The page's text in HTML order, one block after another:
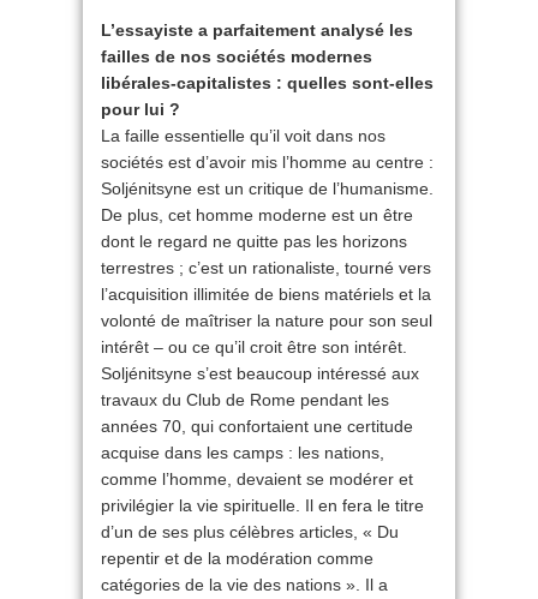
L’essayiste a parfaitement analysé les
failles de nos sociétés modernes
libérales-capitalistes : quelles sont-elles
pour lui ?
La faille essentielle qu’il voit dans nos
sociétés est d’avoir mis l’homme au centre :
Soljénitsyne est un critique de l’humanisme.
De plus, cet homme moderne est un être
dont le regard ne quitte pas les horizons
terrestres ; c’est un rationaliste, tourné vers
l’acquisition illimitée de biens matériels et la
volonté de maîtriser la nature pour son seul
intérêt – ou ce qu’il croit être son intérêt.
Soljénitsyne s’est beaucoup intéressé aux
travaux du Club de Rome pendant les
années 70, qui confortaient une certitude
acquise dans les camps : les nations,
comme l’homme, devaient se modérer et
privilégier la vie spirituelle. Il en fera le titre
d’un de ses plus célèbres articles, « Du
repentir et de la modération comme
catégories de la vie des nations ». Il a